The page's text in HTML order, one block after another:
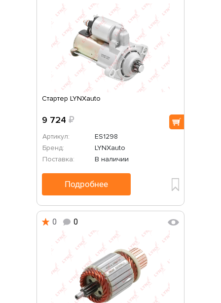
Стартер LYNXauto
9 724 ₽
Артикул:
ES1298
Бренд:
LYNXauto
Поставка:
В наличии
Подробнее
0 0